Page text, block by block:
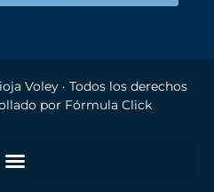
Voley· Todos los derechos
por Fórmula Click